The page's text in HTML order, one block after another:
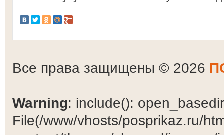
Все права защищены © 2026
Warning: include():
File(/www/vhosts/posprikaz.ru/